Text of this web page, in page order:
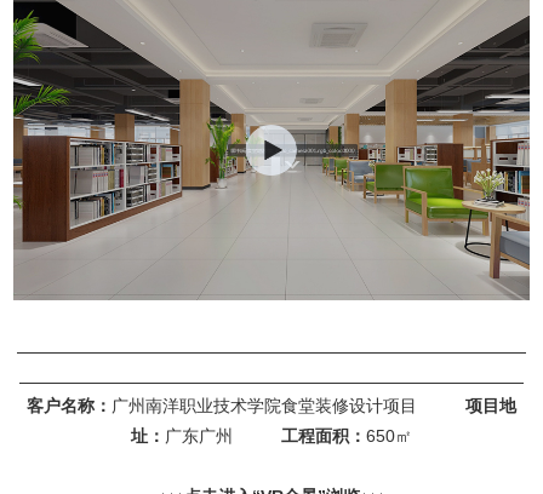
客户名称： 广州南洋职业技术学院食堂装修设计项目
项目地
址： 广东广州 工程面积： 650㎡